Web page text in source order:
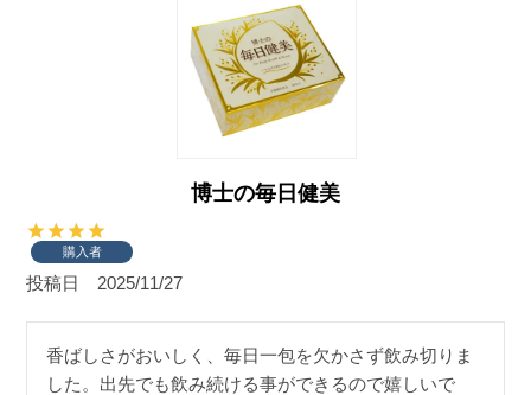
博士の毎日健美
購入者
投稿日 2025/11/27
香ばしさがおいしく、毎日一包を欠かさず飲み切りま
した。出先でも飲み続ける事ができるので嬉しいで